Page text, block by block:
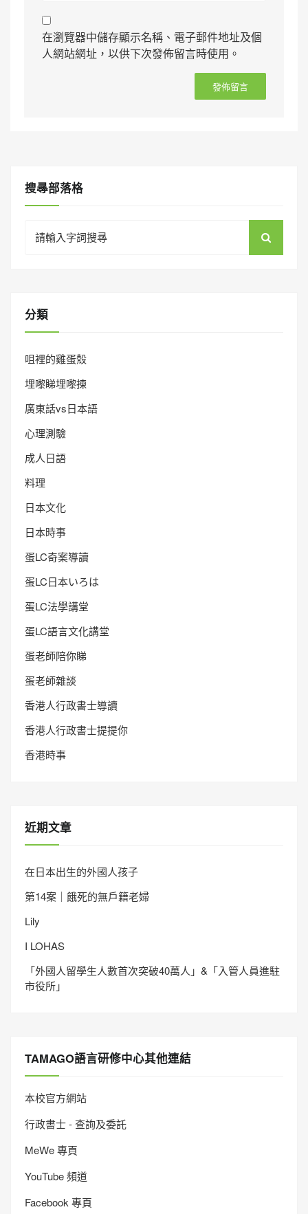
在瀏覽器中儲存顯示名稱、電子郵件地址及個
人網站網址，以供下次發佈留言時使用。
搜㝷部落格
for:
分類
咀裡的雞蛋殼
埋嚟睇埋嚟揀
廣東話vs日本語
心理測驗
成人日語
料理
日本文化
日本時事
蛋LC奇案導讀
蛋LC日本いろは
蛋LC法學講堂
蛋LC語言文化講堂
蛋老師陪你睇
蛋老師雜談
香港人行政書士導讀
香港人行政書士提提你
香港時事
近期文章
在日本出生的外國人孩子
第14案｜餓死的無戶籍老婦
Lily
I LOHAS
「外國人留學生人數首次突破40萬人」&「入管人員進駐
市役所」
TAMAGO語言研修中心其他連結
本校官方網站
行政書士 - 查詢及委託
MeWe 專頁
YouTube 頻道
Facebook 專頁